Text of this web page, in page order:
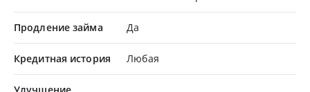
Продление займа Да
Кредитная история Любая